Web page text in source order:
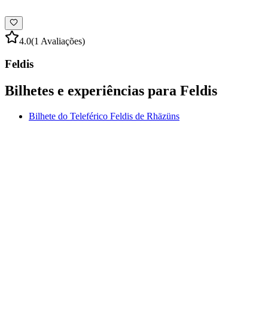
4.0(1 Avaliações)
Feldis
Bilhetes e experiências para Feldis
Bilhete do Teleférico Feldis de Rhäzüns